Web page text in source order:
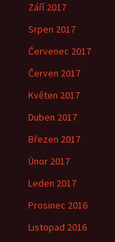
Září 2017
Srpen 2017
Červenec 2017
Červen 2017
Květen 2017
Duben 2017
Březen 2017
Únor 2017
Leden 2017
Prosinec 2016
Listopad 2016